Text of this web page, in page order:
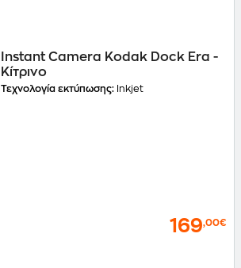
Instant Camera Kodak Dock Era -
Κίτρινο
Τεχνολογία εκτύπωσης: Inkjet
169,00€